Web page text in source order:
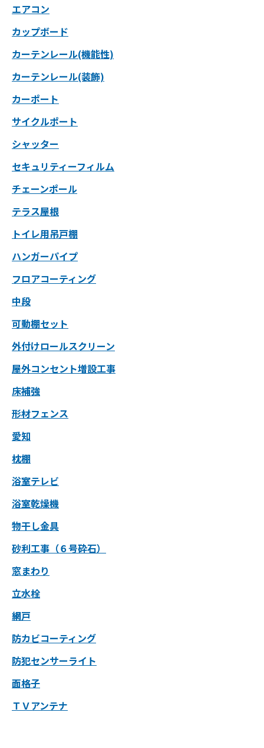
エアコン
カップボード
カーテンレール(機能性)
カーテンレール(装飾)
カーポート
サイクルポート
シャッター
セキュリティーフィルム
チェーンポール
テラス屋根
トイレ用吊戸棚
ハンガーパイプ
フロアコーティング
中段
可動棚セット
外付けロールスクリーン
屋外コンセント増設工事
床補強
形材フェンス
愛知
枕棚
浴室テレビ
浴室乾燥機
物干し金具
砂利工事（６号砕石）
窓まわり
立水栓
網戸
防カビコーティング
防犯センサーライト
面格子
ＴＶアンテナ